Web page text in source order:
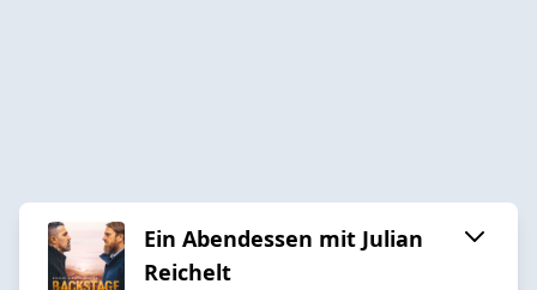
Ein Abendessen mit Julian
Reichelt